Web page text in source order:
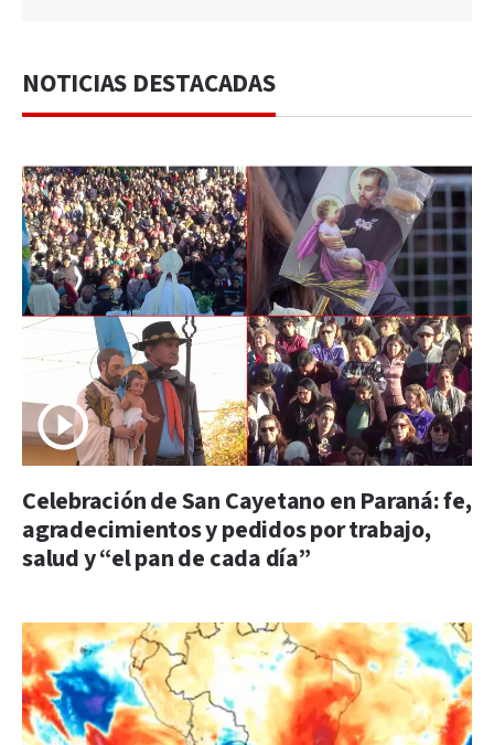
NOTICIAS DESTACADAS
Celebración de San Cayetano en Paraná: fe,
agradecimientos y pedidos por trabajo,
salud y “el pan de cada día”